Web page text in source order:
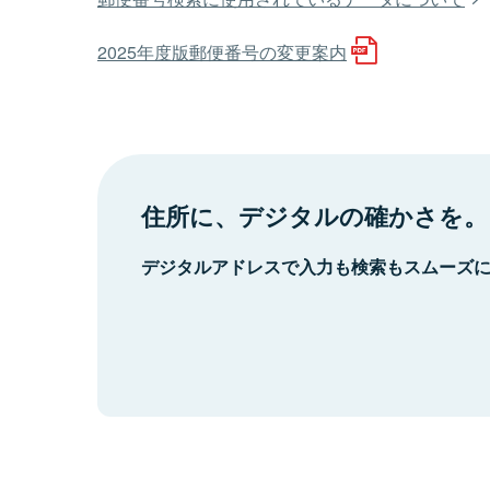
2025年度版郵便番号の変更案内
住所に、デジタルの確かさを。
デジタルアドレスで入力も検索もスムーズ